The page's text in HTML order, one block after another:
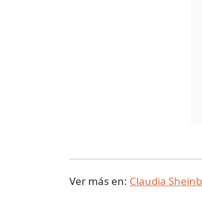
Ver más en: Claudia